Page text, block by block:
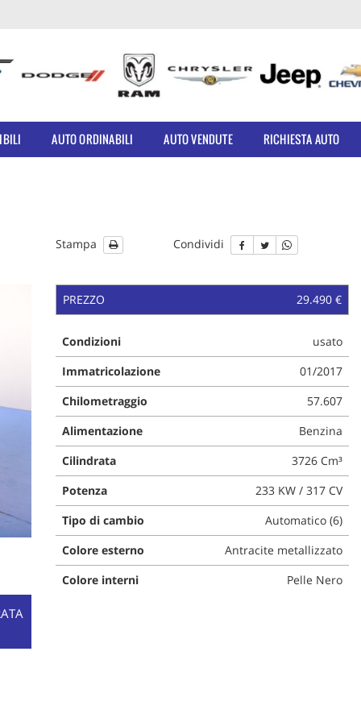
AUTO ORDINABILI AUTO VENDUTE RICHIESTA AUTO
Stampa Condividi
PREZZO 29.490 €
Condizioni
usato
Immatricolazione
01/2017
Chilometraggio
57.607
Alimentazione
Benzina
Cilindrata
3726 Cm³
Potenza
233 KW / 317 CV
Tipo di cambio
Automatico (6)
Colore esterno
Antracite metallizzato
Colore interni
Pelle Nero